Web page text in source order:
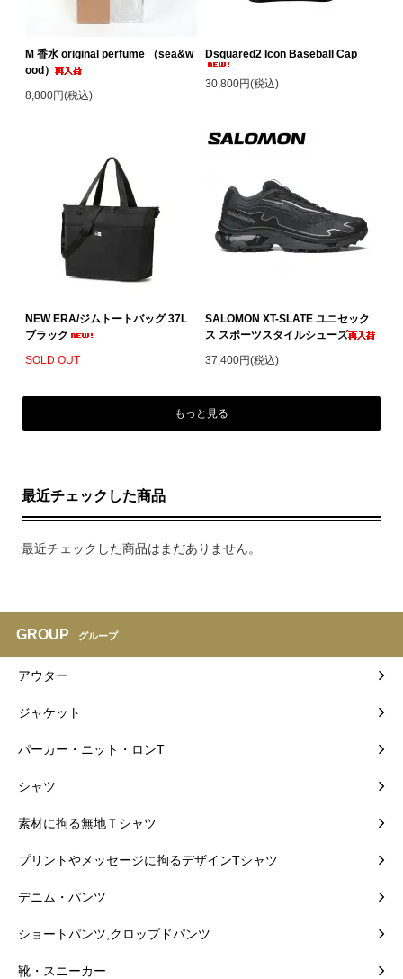
M 香水 original perfume （sea&w
ood）
8,800円(税込)
Dsquared2 Icon Baseball Cap
30,800円(税込)
NEW ERA/ジムトートバッグ 37L
ブラック
SOLD OUT
SALOMON XT-SLATE ユニセック
ス スポーツスタイルシューズ
37,400円(税込)
もっと見る
最近チェックした商品
最近チェックした商品はまだありません。
GROUP グループ
アウター
ジャケット
パーカー・ニット・ロンT
シャツ
素材に拘る無地Ｔシャツ
プリントやメッセージに拘るデザインTシャツ
デニム・パンツ
ショートパンツ,クロップドパンツ
靴・スニーカー